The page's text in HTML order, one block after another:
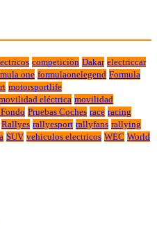
competición Dakar electriccar
one formulaonelegend Formula
motorsportlife
eléctrica movilidad
Pruebas Coches race racing
Rallyes rallyesport rallyfans rallying
SUV vehiculos electricos WEC World